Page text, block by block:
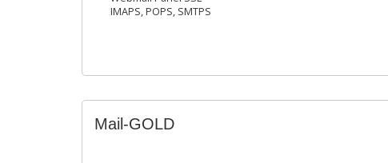
IMAPS, POPS, SMTPS
Mail-GOLD